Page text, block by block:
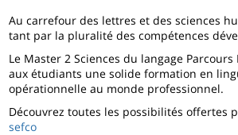
Au carrefour des lettres et des sciences
tant par la pluralité des compétences
Le Master 2 Sciences du langage
aux étudiants une solide formation en
opérationnelle au monde professionnel.
Découvrez toutes les possibilités offertes
sefco